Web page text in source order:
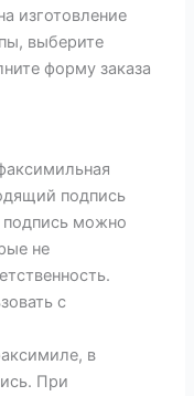
изготовление
выберите
форму заказа
подпись
можно
не
с
в
При